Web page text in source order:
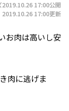
2019.10.26 17:00公開
2019.10.26 17:00更新
お肉は高いし安
肉に逃げま